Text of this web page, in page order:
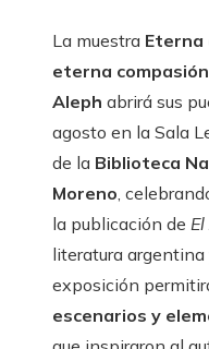
La muestra Eterna
eterna
Aleph abrirá sus
agosto en la Sala
de la Biblioteca
Moreno,
la publicación de
literatura argentina
exposición
escenarios y